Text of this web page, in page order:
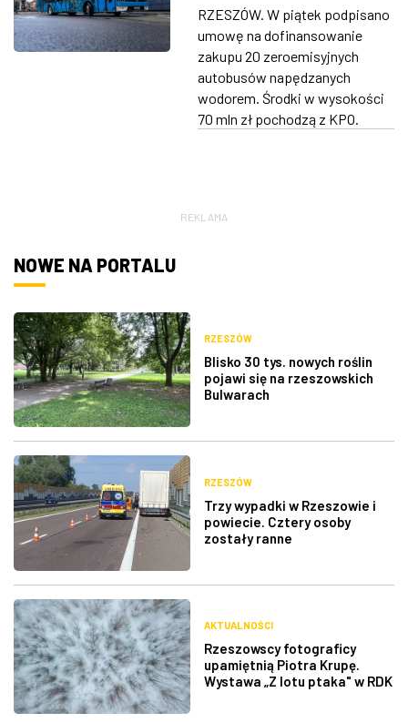
ZDJĘCIA
RZESZÓW. W piątek podpisano
umowę na dofinansowanie
zakupu 20 zeroemisyjnych
autobusów napędzanych
wodorem. Środki w wysokości
70 mln zł pochodzą z KPO.
REKLAMA
NOWE NA PORTALU
RZESZÓW
Blisko 30 tys. nowych roślin
pojawi się na rzeszowskich
Bulwarach
RZESZÓW
Trzy wypadki w Rzeszowie i
powiecie. Cztery osoby
zostały ranne
AKTUALNOŚCI
Rzeszowscy fotograficy
upamiętnią Piotra Krupę.
Wystawa „Z lotu ptaka" w RDK